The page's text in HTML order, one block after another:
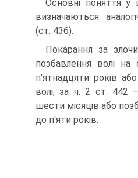
Основні поняття у
визначаються
(ст. 436).
Покарання за
позбавлення волі
п'ятнадцяти років
волі; за ч. 2 ст.
шести місяців або
до п'яти років.